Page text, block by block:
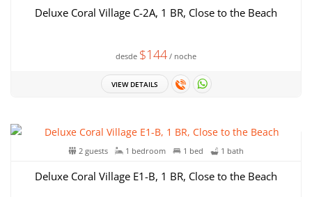
Deluxe Coral Village C-2A, 1 BR, Close to the Beach
desde $144 / noche
VIEW DETAILS
2 guests 1 bedroom 1 bed 1 bath
Deluxe Coral Village E1-B, 1 BR, Close to the Beach